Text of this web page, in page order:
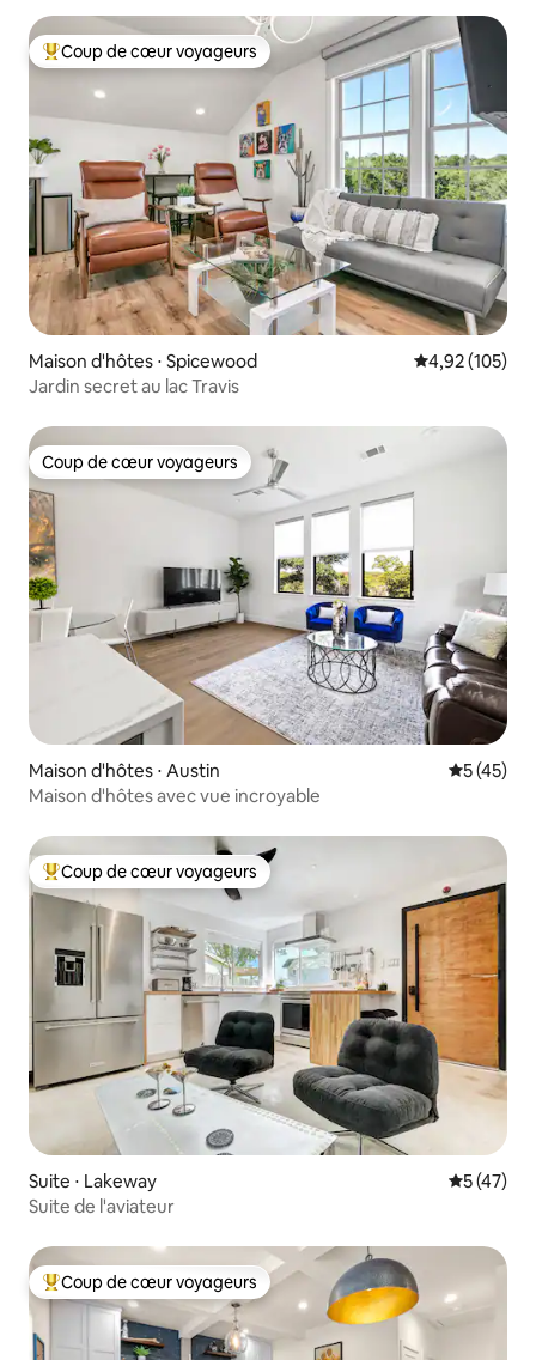
Coups de cœur voyageurs les plus appréciés
Coup de cœur voyageurs
Maison d'hôtes ⋅ Spicewood Évaluation
4,92 (105)
Jardin secret au lac Travis
Coup de cœur voyageurs
Coup de cœur voyageurs
Maison d'hôtes ⋅ Austin
5 (45)
Maison d'hôtes avec vue incroyable
Coups de cœur voyageurs les plus appréciés
Coup de cœur voyageurs
Suite ⋅ Lakeway
5 (47)
Suite de l'aviateur
Coups de cœur voyageurs les plus appréciés
Coup de cœur voyageurs